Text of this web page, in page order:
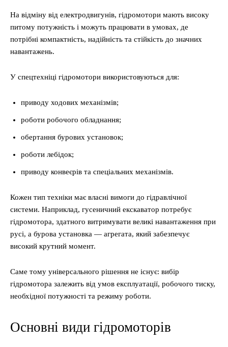
На відміну від електродвигунів, гідромотори мають високу
питому потужність і можуть працювати в умовах, де
потрібні компактність, надійність та стійкість до значних
навантажень.
У спецтехніці гідромотори використовуються для:
приводу ходових механізмів;
роботи робочого обладнання;
обертання бурових установок;
роботи лебідок;
приводу конвеєрів та спеціальних механізмів.
Кожен тип техніки має власні вимоги до гідравлічної
системи. Наприклад, гусеничний екскаватор потребує
гідромотора, здатного витримувати великі навантаження при
русі, а бурова установка — агрегата, який забезпечує
високий крутний момент.
Саме тому універсального рішення не існує: вибір
гідромотора залежить від умов експлуатації, робочого тиску,
необхідної потужності та режиму роботи.
Основні види гідромоторів